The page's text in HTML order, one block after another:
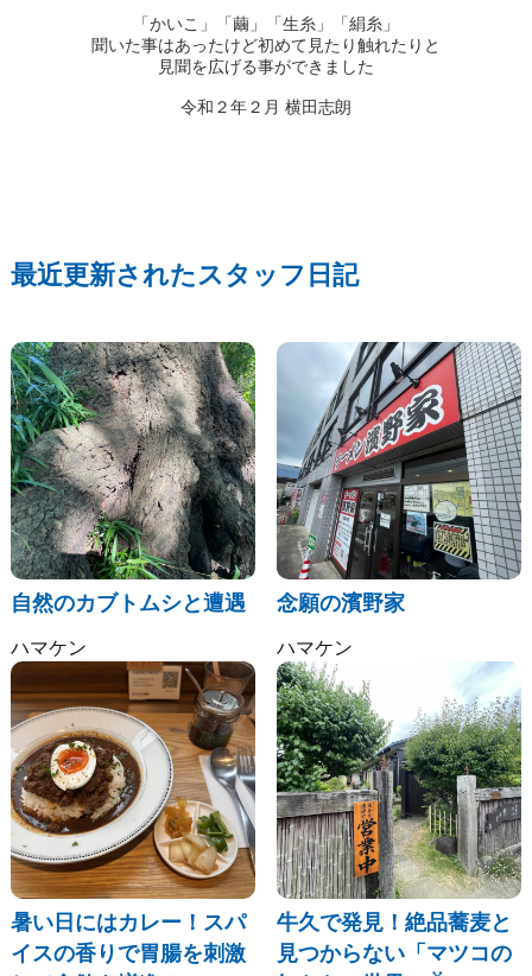
「かいこ」「繭」「生糸」「絹糸」
聞いた事はあったけど初めて見たり触れたりと
見聞を広げる事ができました
令和２年２月 横田志朗
最近更新されたスタッフ日記
自然のカブトムシと遭遇
ハマケン
念願の濱野家
ハマケン
暑い日にはカレー！スパ
イスの香りで胃腸を刺激
牛久で発見！絶品蕎麦と
見つからない「マツコの